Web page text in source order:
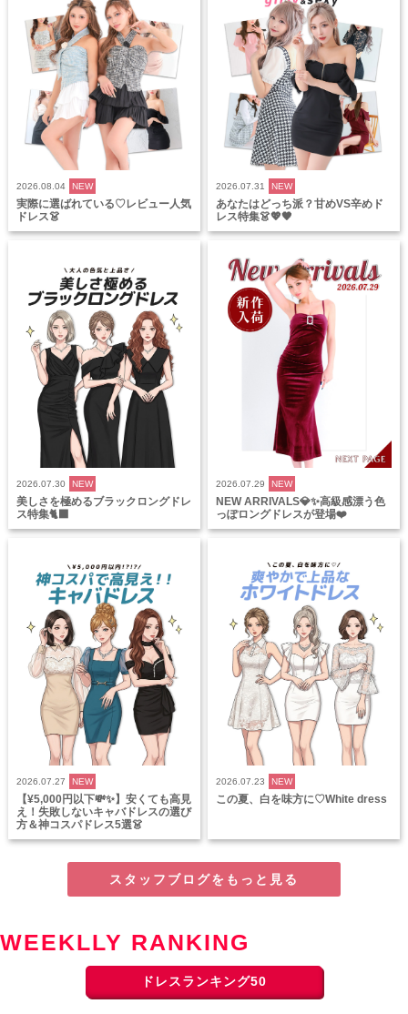
2026.08.04 NEW
実際に選ばれている♡レビュー人気
ドレス👗
2026.07.31 NEW
あなたはどっち派？甘めVS辛めド
レス特集👗💖🖤
2026.07.30 NEW
美しさを極めるブラックロングドレ
ス特集🐈‍⬛
2026.07.29 NEW
NEW ARRIVALS💎✨高級感漂う色
っぽロングドレスが登場❤️
2026.07.27 NEW
【¥5,000円以下💸✨】安くても高見
え！失敗しないキャバドレスの選び
方＆神コスパドレス5選👗
2026.07.23 NEW
この夏、白を味方に♡White dress
スタッフブログをもっと見る
WEEKLLY RANKING
ドレスランキング50